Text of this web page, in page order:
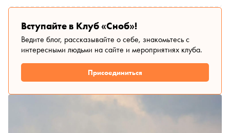
Вступайте в Клуб «Сноб»!
Ведите блог, рассказывайте о себе, знакомьтесь с
интересными людьми на сайте и мероприятиях клуба.
Присоединиться